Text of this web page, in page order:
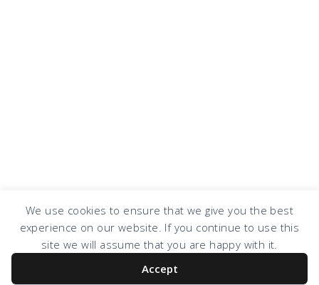
We use cookies to ensure that we give you the best
experience on our website. If you continue to use this
site we will assume that you are happy with it.
Accept
COPYRIGHT © 2026 · DESIGN BY DESIGN CHICKY LOG IN